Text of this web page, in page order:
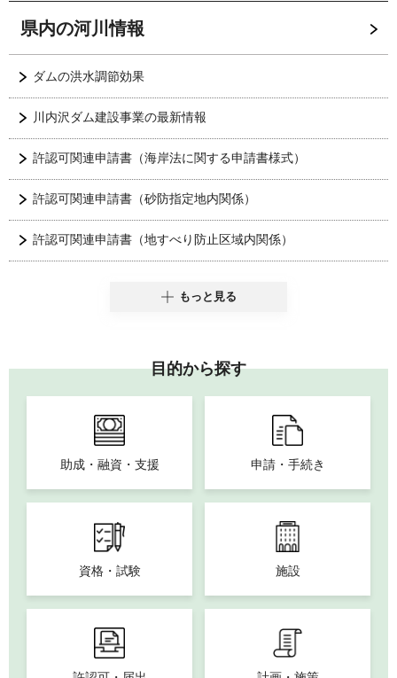
県内の河川情報
ダムの洪水調節効果
川内沢ダム建設事業の最新情報
許認可関連申請書（海岸法に関する申請書様式）
許認可関連申請書（砂防指定地内関係）
許認可関連申請書（地すべり防止区域内関係）
もっと見る
目的から探す
助成・融資・支援 申請・手続き
資格・試験 施設